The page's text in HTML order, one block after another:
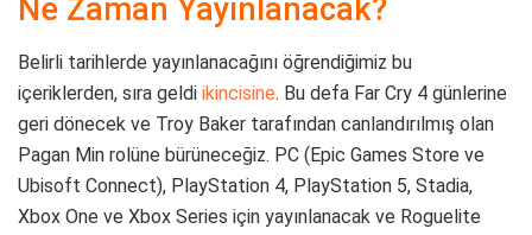
Ne Zaman Yayınlanacak?
Belirli tarihlerde yayınlanacağını öğrendiğimiz bu
içeriklerden, sıra geldi ikincisine. Bu defa Far Cry 4 günlerine
geri dönecek ve Troy Baker tarafından canlandırılmış olan
Pagan Min rolüne bürüneceğiz. PC (Epic Games Store ve
Ubisoft Connect), PlayStation 4, PlayStation 5, Stadia,
Xbox One ve Xbox Series için yayınlanacak ve Roguelite